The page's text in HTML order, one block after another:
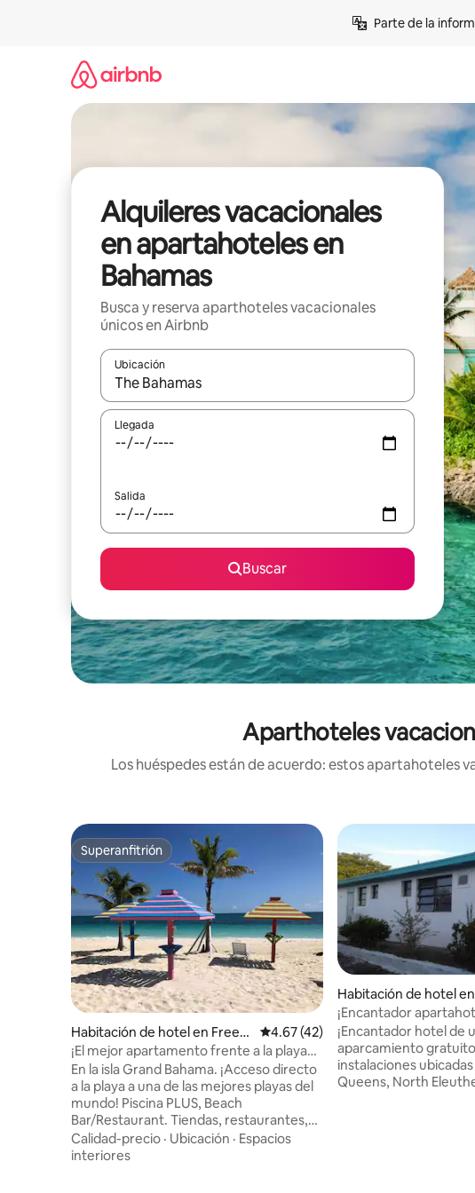
Parte de la
Alquileres vacacionales
en apartahoteles en
Bahamas
Busca y reserva aparthoteles vacacionales
únicos en Airbnb
Ubicación
Cuando los resultados estén disponibles, navega con las
Llegada
Salida
Buscar
Aparthoteles
Los huéspedes están de acuerdo: estos apartahoteles
Superanfitrión
Superanfitrión
Habitación de hotel en Freep
ort
Calificación promedio: 4.67 de 5,
4.67 (42)
¡El mejor apartamento frente a la playa
en Lucaya! #1503 @ Coral Bch
En la isla Grand Bahama. ¡Acceso directo
a la playa a una de las mejores playas del
mundo! Piscina PLUS, Beach
Bar/Restaurant. Tiendas, restaurantes,
puerto deportivo y entretenimiento de
renombre cercanos en Port Lucaya para
Calidad-precio · Ubicación · Espacios
interiores
Habitación de hotel
¡Encantador
a 5 minutos de la
¡Encantador hotel de
aparcamiento
instalaciones
Queens, North